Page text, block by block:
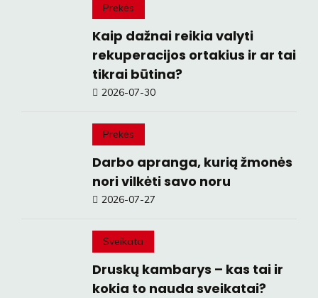
Prekės
Kaip dažnai reikia valyti
rekuperacijos ortakius ir ar tai
tikrai būtina?
2026-07-30
Prekės
Darbo apranga, kurią žmonės
nori vilkėti savo noru
2026-07-27
Sveikata
Druskų kambarys – kas tai ir
kokia to nauda sveikatai?